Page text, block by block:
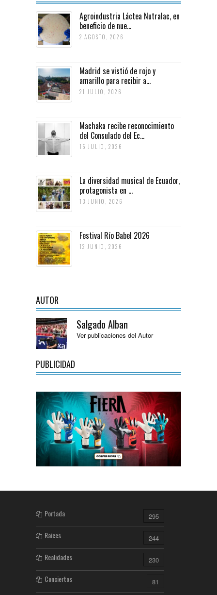
Agroindustria Láctea Nutralac, en
beneficio de nue...
2 AGOSTO, 2026
Madrid se vistió de rojo y
amarillo para recibir a...
21 JULIO, 2026
Machaka recibe reconocimiento
del Consulado del Ec...
15 JULIO, 2026
La diversidad musical de Ecuador,
protagonista en ...
13 JUNIO, 2026
Festival Río Babel 2026
12 JUNIO, 2026
AUTOR
Salgado Alban
Ver publicaciones del Autor
PUBLICIDAD
Portada 295
Raices 244
Realidades 230
Conciertos 81